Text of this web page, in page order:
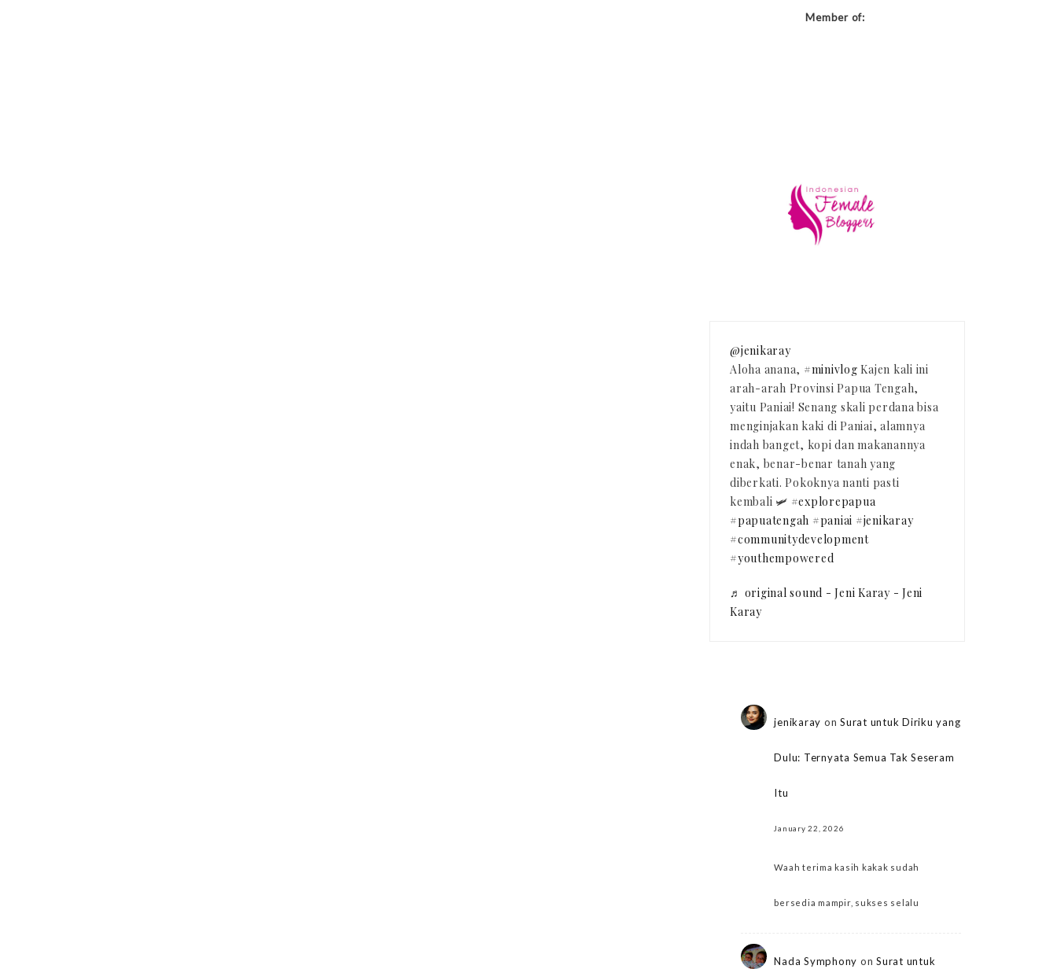
Member of:
@jenikaray
Aloha anana, #minivlog Kajen kali ini
arah-arah Provinsi Papua Tengah,
yaitu Paniai! Senang skali perdana bisa
menginjakan kaki di Paniai, alamnya
indah banget, kopi dan makanannya
enak, benar-benar tanah yang
diberkati. Pokoknya nanti pasti
kembali 🛩️ #explorepapua
#papuatengah #paniai #jenikaray
#communitydevelopment
#youthempowered
♬ original sound - Jeni Karay - Jeni
Karay
jenikaray on Surat untuk Diriku yang
Dulu: Ternyata Semua Tak Seseram
Itu
January 22, 2026
Waah terima kasih kakak sudah
bersedia mampir, sukses selalu
Nada Symphony on Surat untuk